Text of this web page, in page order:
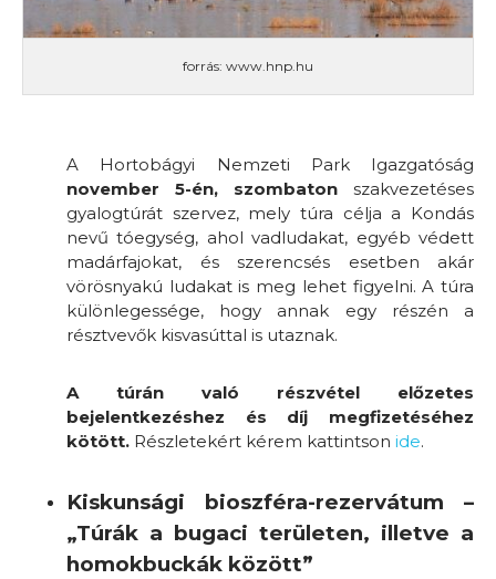
forrás: www.hnp.hu
A Hortobágyi Nemzeti Park Igazgatóság
november 5-én, szombaton szakvezetéses
gyalogtúrát szervez, mely túra célja a Kondás
nevű tóegység, ahol vadludakat, egyéb védett
madárfajokat, és szerencsés esetben akár
vörösnyakú ludakat is meg lehet figyelni. A túra
különlegessége, hogy annak egy részén a
résztvevők kisvasúttal is utaznak.
A túrán való részvétel előzetes
bejelentkezéshez és díj megfizetéséhez
kötött. Részletekért kérem kattintson ide.
Kiskunsági bioszféra-rezervátum –
„Túrák a bugaci területen, illetve a
homokbuckák között”